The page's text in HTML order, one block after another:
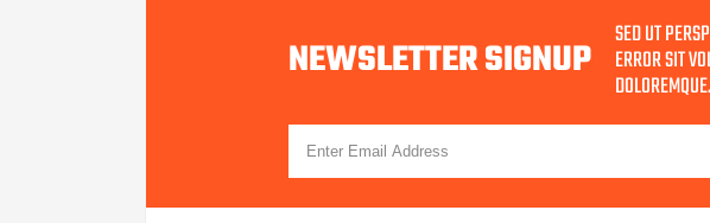
NEWSLETTER SIGNUP SED UT
ERROR SIT
DOLOREMQUE.